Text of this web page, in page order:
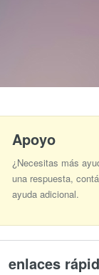
Apoyo
¿Necesitas más
una respuesta,
ayuda adicional.
enlaces